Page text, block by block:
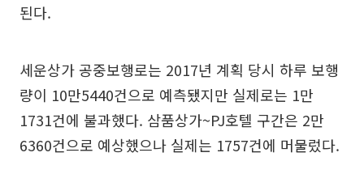
된다.
세운상가 공중보행로는 2017년 계획 당시 하루 보행
량이 10만5440건으로 예측됐지만 실제로는 1만
1731건에 불과했다. 삼품상가~PJ호텔 구간은 2만
6360건으로 예상했으나 실제는 1757건에 머물렀다.